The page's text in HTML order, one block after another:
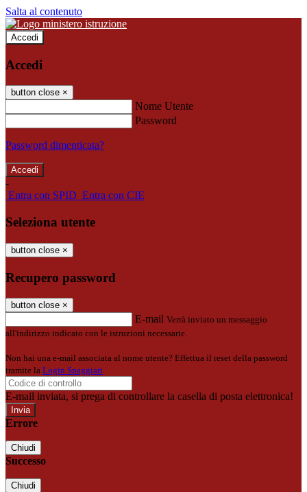
Salta al contenuto
Accedi
Accedi
button close ×
Nome Utente
Password
Password dimenticata?
-
Entra con SPID Entra con CIE
Seleziona utente
button close ×
Recupero password
button close ×
E-mail Verrà inviato un messaggio
all'indirizzo indicato con le istruzioni necessarie.
Non hai una e-mail associata al nome utente? Effettua il reset della password
tramite la Login Spaggiari
E-mail inviata, si prega di controllare la casella di posta elettronica!
Errore
Chiudi
Successo
Chiudi